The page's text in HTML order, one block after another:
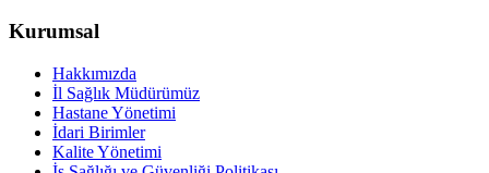
Kurumsal
Hakkımızda
İl Sağlık Müdürümüz
Hastane Yönetimi
İdari Birimler
Kalite Yönetimi